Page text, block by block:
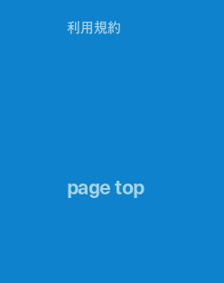
利用規約
page top